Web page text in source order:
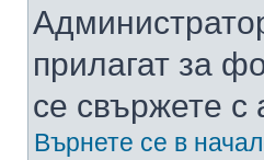
прилагат за
се свържете с
Върнете се в